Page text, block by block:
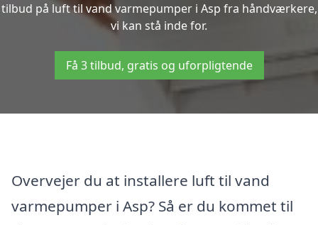
tilbud på luft til vand varmepumper i Asp fra håndværkere,
vi kan stå inde for.
Få 3 tilbud, gratis og uforpligtende
Overvejer du at installere luft til vand
varmepumper i Asp? Så er du kommet til